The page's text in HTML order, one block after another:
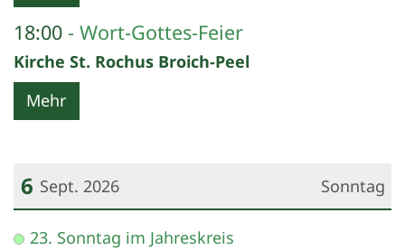
18:00 Wort-Gottes-Feier
Kirche St. Rochus Broich-Peel
Mehr
Sonntag
6 Sept. 2026
Datum: 6. September 2026
23. Sonntag im Jahreskreis